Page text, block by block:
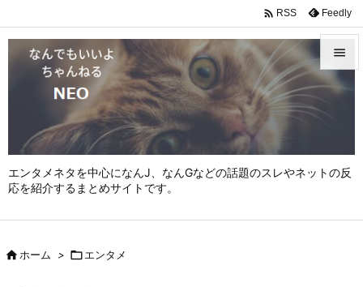
エンタメネタを中心になんJ、なんGなどの話題のスレやネットの反
応を紹介するまとめサイトです。



 RSS Feedly
ホーム > エンタメ